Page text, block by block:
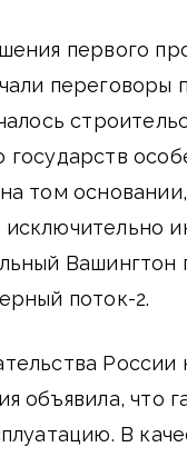
первого
переговоры
государств
том
Вашингтон
поток-2.
объявила, что
В